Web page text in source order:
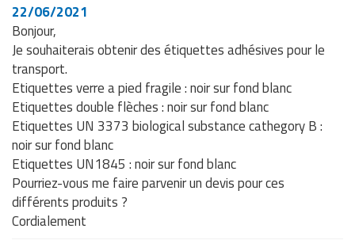
22/06/2021
Bonjour,
Je souhaiterais obtenir des étiquettes adhésives pour le
transport.
Etiquettes verre a pied fragile : noir sur fond blanc
Etiquettes double flèches : noir sur fond blanc
Etiquettes UN 3373 biological substance cathegory B :
noir sur fond blanc
Etiquettes UN1845 : noir sur fond blanc
Pourriez-vous me faire parvenir un devis pour ces
différents produits ?
Cordialement